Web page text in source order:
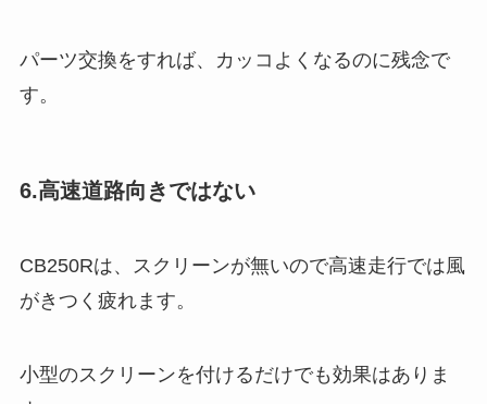
パーツ交換をすれば、カッコよくなるのに残念で
す。
6.高速道路向きではない
CB250Rは、スクリーンが無いので高速走行では風
がきつく疲れます。
小型のスクリーンを付けるだけでも効果はありま